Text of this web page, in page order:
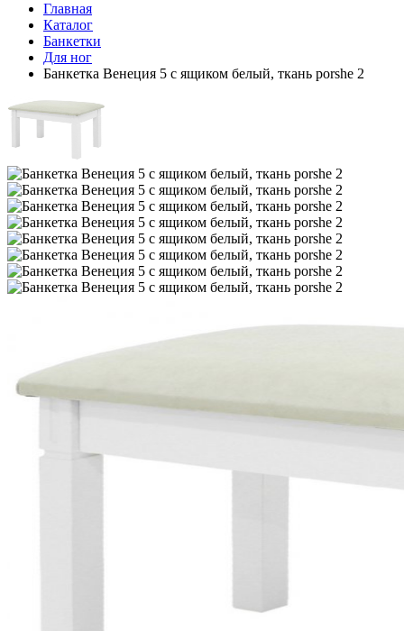
Главная
Каталог
Банкетки
Для ног
Банкетка Венеция 5 с ящиком белый, ткань porshe 2